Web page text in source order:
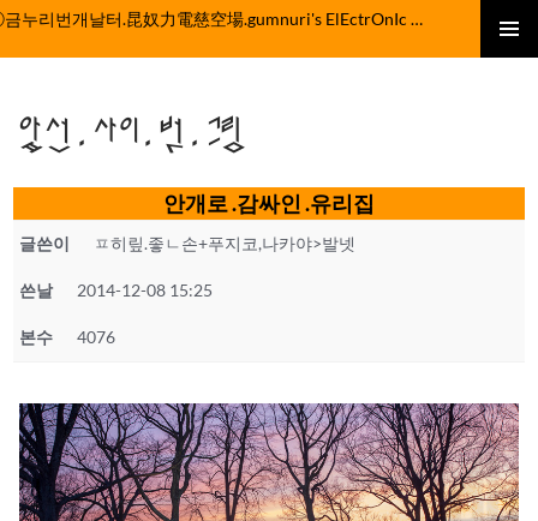
컨
뛰
기
ⓒ금누리번개날터.昆奴力電慈空場.gumnuri's ElEctrOnIc fActOrY
앞선.사이.벗.그림
안개로 .감싸인 .유리집
글쓴이 ㅍ히맆.좋ㄴ손+푸지코,나카야>발넷
쓴날 2014-12-08 15:25
본수 4076